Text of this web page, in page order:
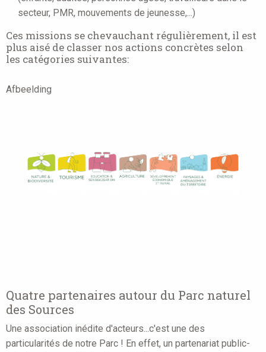
secteur, PMR, mouvements de jeunesse,...)
Ces missions se chevauchant régulièrement, il est
plus aisé de classer nos actions concrètes selon
les catégories suivantes:
Afbeelding
Quatre partenaires autour du Parc naturel
des Sources
Une association inédite d'acteurs...c'est une des
particularités de notre Parc ! En effet, un partenariat public-